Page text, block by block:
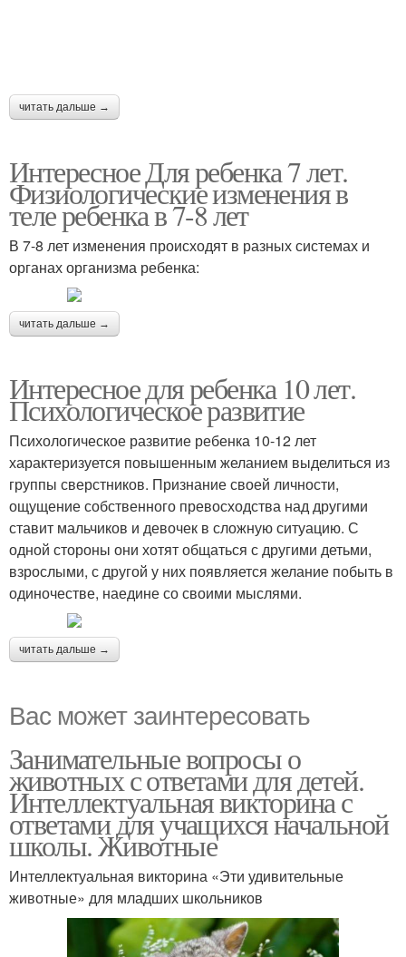
читать дальше →
Интересное Для ребенка 7 лет.
Физиологические изменения в
теле ребенка в 7-8 лет
В 7-8 лет изменения происходят в разных системах и
органах организма ребенка:
читать дальше →
Интересное для ребенка 10 лет.
Психологическое развитие
Психологическое развитие ребенка 10-12 лет
характеризуется повышенным желанием выделиться из
группы сверстников. Признание своей личности,
ощущение собственного превосходства над другими
ставит мальчиков и девочек в сложную ситуацию. С
одной стороны они хотят общаться с другими детьми,
взрослыми, с другой у них появляется желание побыть в
одиночестве, наедине со своими мыслями.
читать дальше →
Вас может заинтересовать
Занимательные вопросы о
животных с ответами для детей.
Интеллектуальная викторина с
ответами для учащихся начальной
школы. Животные
Интеллектуальная викторина «Эти удивительные
животные» для младших школьников